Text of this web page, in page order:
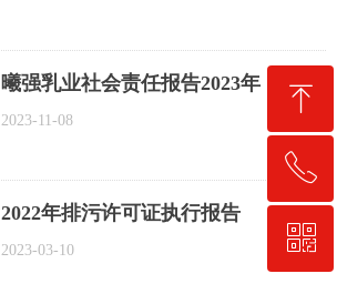
曦强乳业社会责任报告2023年
2023-11-08
2022年排污许可证执行报告
2023-03-10
ꁸ
回到顶部
ꂅ
4008872258
ꀥ